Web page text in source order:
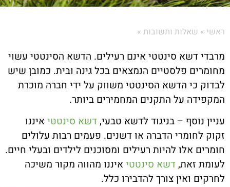
ראשי » שאלות ותשובות »
מרבדי דשא סינטטי אינם רעילים. הדשא הסינטטי עשוי
מחומרים פלסטיים הנמצאים בכל גינה ובית. כמובן שיש
לבדוק כי הדשא הסינטטי משווק על ידי חברה מוכרת
המקפידה על התקנים המחמירים ביותר.
עניין נוסף – בניגוד לדשא טבעי,דשא סינטטי איננו
זקוק לחומרי הדברה או דשנים. פעמים רבות עלולים
חומרים אלו להיות רעילים ומסוכנים לילדים ובעלי חיים.
לעומת זאת,דשא סינטטי איננו מהווה מקור משיכה
לחרקים ואין צורך להדבירו כלל.